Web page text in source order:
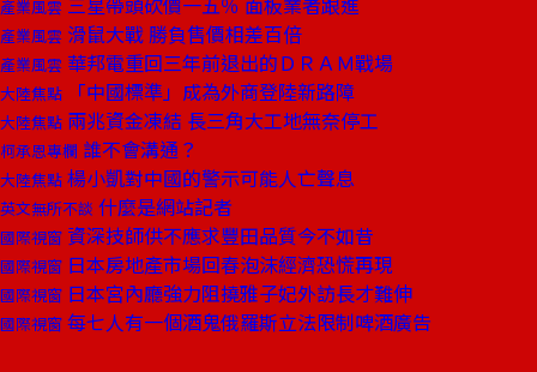
產業風雲
產業風雲 滑鼠大戰 勝負售價相差百倍
產業風雲 華邦電重回三年前退出的ＤＲＡＭ戰場
大陸焦點 「中國標準」成為外商登陸新路障
大陸焦點 兩兆資金凍結 長三角大工地無奈停工
柯承恩專欄 誰不會溝通？
大陸焦點 楊小凱對中國的警示可能人亡聲息
英文無所不談 什麼是網站記者
國際視窗 資深技師供不應求豐田品質今不如昔
國際視窗 日本房地產市場回春泡沫經濟恐慌再現
國際視窗 日本宮內廳強力阻撓雅子妃外訪長才難伸
國際視窗 每七人有一個酒鬼俄羅斯立法限制啤酒廣告